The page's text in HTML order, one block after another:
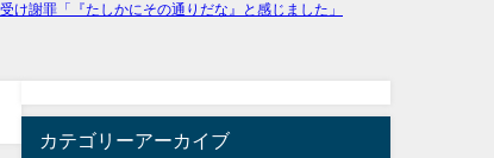
カテゴリーアーカイブ